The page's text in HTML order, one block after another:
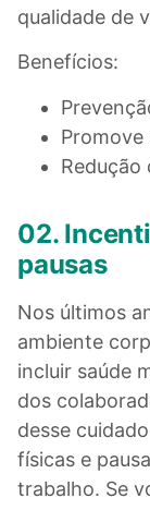
qualidade de
Benefícios:
Promove
Redução
02.
pausas
Nos últimos
ambiente
incluir saúde
dos
desse
físicas e
trabalho. Se